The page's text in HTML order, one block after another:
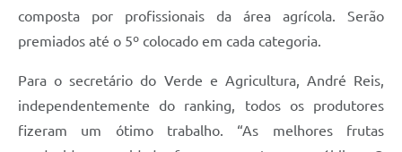
composta por profissionais da área agrícola. Serão
premiados até o 5º colocado em cada categoria.
Para o secretário do Verde e Agricultura, André Reis,
independentemente do ranking, todos os produtores
fizeram um ótimo trabalho. “As melhores frutas